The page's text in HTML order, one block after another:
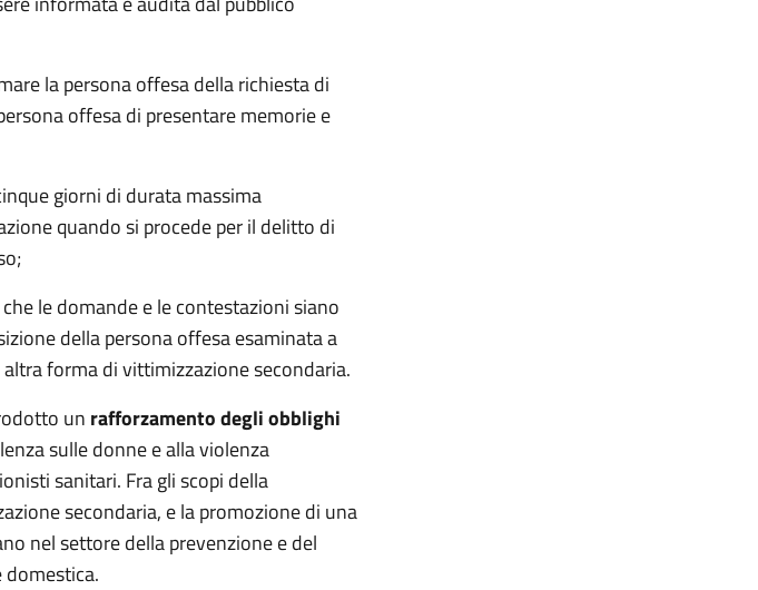
la persona offesa della richiesta di
offesa di presentare memorie e
giorni di durata massima
quando si procede per il delitto di
le domande e le contestazioni siano
della persona offesa esaminata a
forma di vittimizzazione secondaria.
un rafforzamento degli obblighi
sulle donne e alla violenza
sanitari. Fra gli scopi della
secondaria, e la promozione di una
nel settore della prevenzione e del